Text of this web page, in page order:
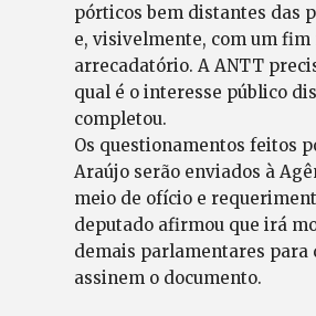
pórticos bem distantes das
e, visivelmente, com um
arrecadatório. A ANTT
qual é o interesse público
completou.
Os questionamentos feitos
Araújo serão enviados à
meio de ofício e
deputado afirmou que irá
demais parlamentares para
assinem o documento.